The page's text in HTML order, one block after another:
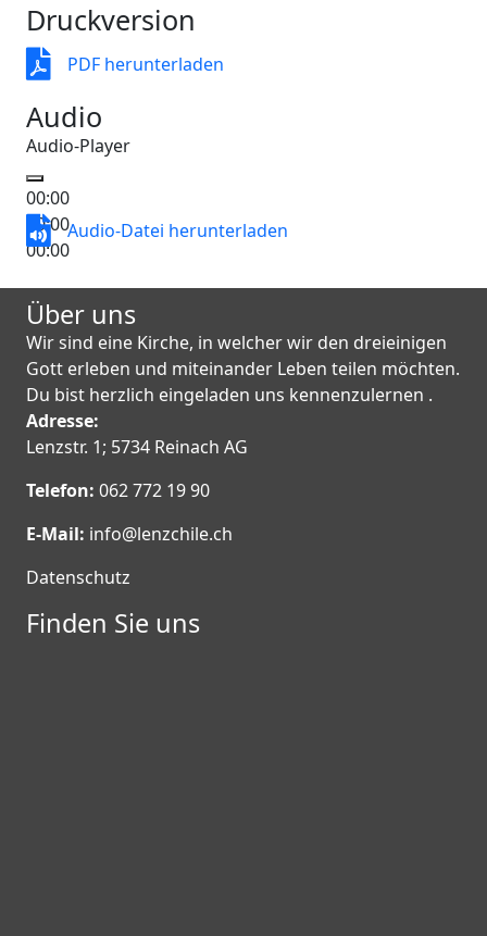
Druckversion
PDF herunterladen
PDF herunterladen
Audio
Audio-Player
00:00
00:00
00:00
Audio-Datei herunterladen
Audio-Datei herunterladen
Über uns
Wir sind eine Kirche, in welcher wir den dreieinigen
Gott erleben und miteinander Leben teilen möchten.
Du bist herzlich eingeladen uns kennenzulernen .
Adresse:
Lenzstr. 1; 5734 Reinach AG
Telefon: 062 772 19 90
E-Mail: info@lenzchile.ch
Datenschutz
Finden Sie uns